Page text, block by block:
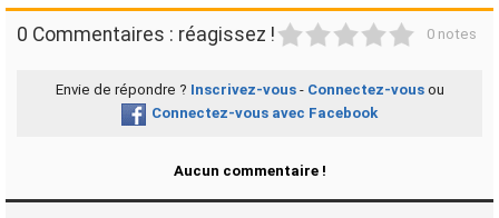
0 Commentaires : réagissez ! 0 notes
Envie de répondre ? Inscrivez-vous- Connectez-vousou
Connectez-vous avec Facebook
Aucun commentaire !